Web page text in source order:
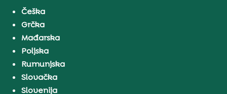
Češka
Grčka
Mađarska
Poljska
Rumunjska
Slovačka
Slovenija